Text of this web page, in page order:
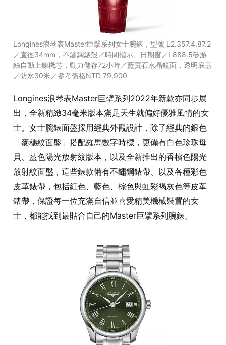
Longines浪琴表Master巨擘系列女士腕錶，型號 L2.357.4.87.2
／直徑34mm，不鏽鋼錶殼／時間指示、日期窗／L888.5矽游
絲自動上鍊機芯，動力儲存72小時／藍寶石水晶鏡面，透明底蓋
／防水30米／參考價格NTD 79,900
Longines浪琴表Master巨擘系列2022年新款亦同步展
出，全新精緻34毫米版本滿足天生就偏好優雅風情的女
士。女士腕錶面盤採用經典外觀設計，除了經典的銀色
「麥穗紋面盤」搭配羅馬數字時標，更備有白色珍珠母
貝、藍色陽光放射紋版本，以及全新推出的香檳色陽光
放射紋面盤，這些錶款備有不鏽鋼錶帶、以及各種彩色
皮革錶帶，包括紅色、藍色、棕色與虹彩褐灰色等皮革
錶帶，保證每一位充滿自信並喜愛精美機械裝置的女
士，都能找到最貼合自己的Master巨擘系列腕錶。